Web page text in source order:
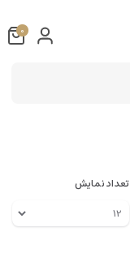
تعداد نمایش
0